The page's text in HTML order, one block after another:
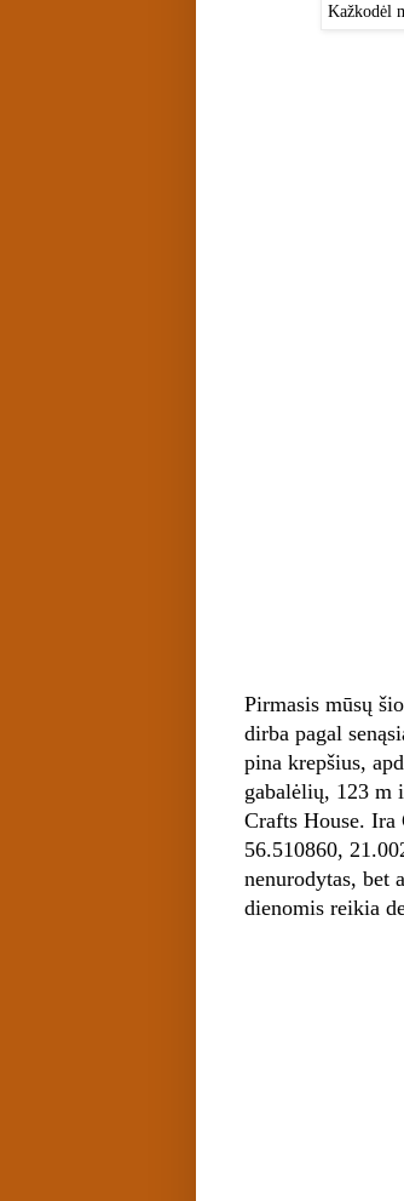
Kažkodėl
Pirmasis mūsų
dirba pagal
pina krepšius,
gabalėlių, 123 m
Crafts House. Ira
56.510860,
nenurodytas, bet
dienomis reikia